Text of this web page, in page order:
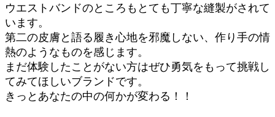
ウエストバンドのところもとても丁寧な縫製がされて
います。
第二の皮膚と語る履き心地を邪魔しない、作り手の情
熱のようなものを感じます。
まだ体験したことがない方はぜひ勇気をもって挑戦し
てみてほしいブランドです。
きっとあなたの中の何かが変わる！！